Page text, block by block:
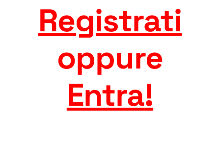
Registrati
oppure
Entra!